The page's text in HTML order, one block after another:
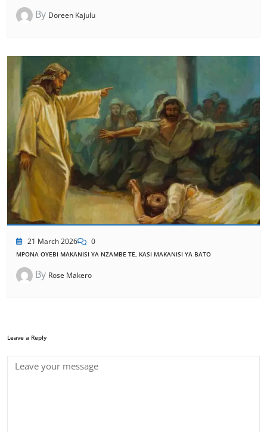
By Doreen Kajulu
21 March 2026 0
MPONA OYEBI MAKANISI YA NZAMBE TE, KASI MAKANISI YA BATO
By Rose Makero
Leave a Reply